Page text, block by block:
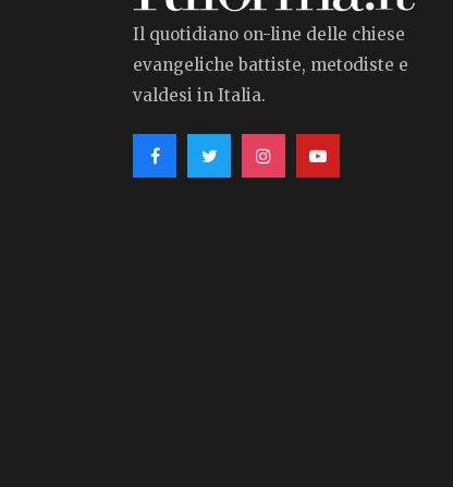
Il quotidiano on-line delle chiese
evangeliche battiste, metodiste e
valdesi in Italia.